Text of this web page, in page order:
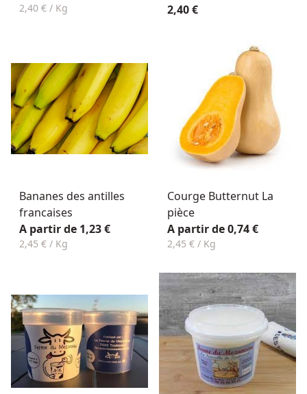
2,40 € / Kg
2,40 €
Bananes des antilles
francaises
A partir de 1,23 €
2,45 € / Kg
Courge Butternut La
pièce
A partir de 0,74 €
2,45 € / Kg